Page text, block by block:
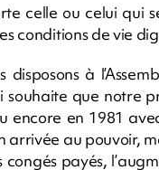
celle ou celui qui
conditions de vie
à
que notre
encore en 1981
au pouvoir,
payés,